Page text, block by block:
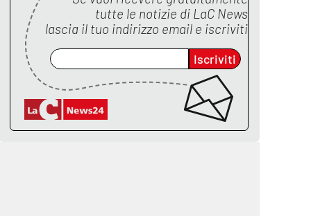
tutte le notizie di LaC News
lascia il tuo indirizzo email e iscriviti
Iscriviti